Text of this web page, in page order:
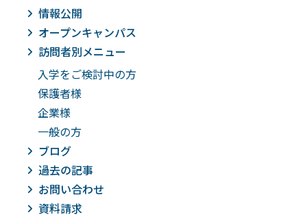
情報公開
オープンキャンパス
訪問者別メニュー
入学をご検討中の方
保護者様
企業様
一般の方
ブログ
過去の記事
お問い合わせ
資料請求